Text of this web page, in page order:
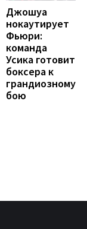
Джошуа
нокаутирует
Фьюри:
команда
Усика готовит
боксера к
грандиозному
бою